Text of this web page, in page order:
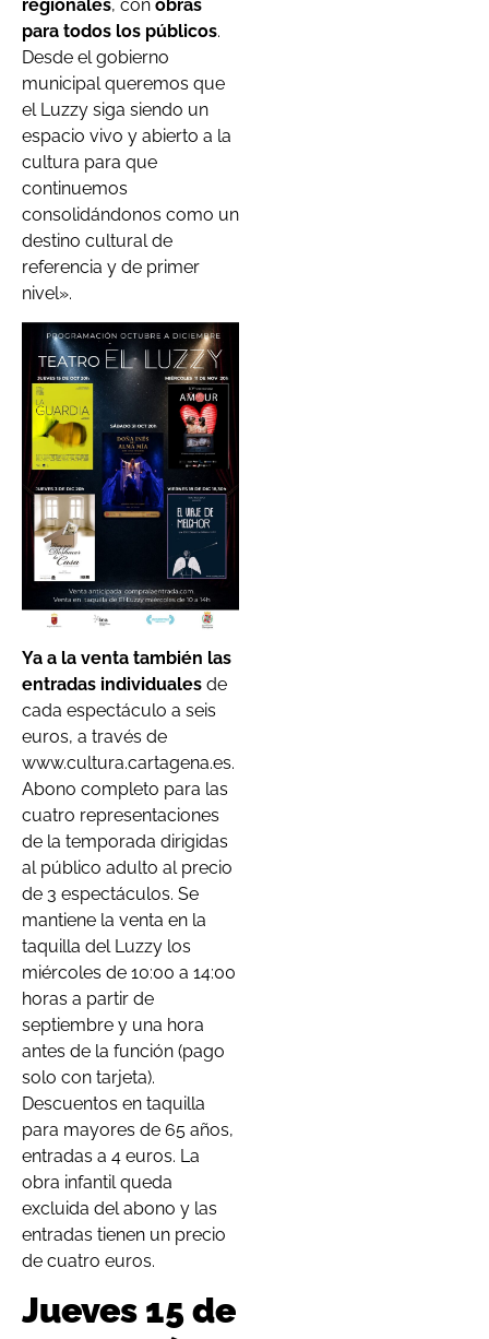
regionales, con obras
para todos los públicos.
Desde el gobierno
municipal queremos que
el Luzzy siga siendo un
espacio vivo y abierto a la
cultura para que
continuemos
consolidándonos como un
destino cultural de
referencia y de primer
nivel».
Ya a la venta también las
entradas individuales de
cada espectáculo a seis
euros, a través de
www.cultura.cartagena.es.
Abono completo para las
cuatro representaciones
de la temporada dirigidas
al público adulto al precio
de 3 espectáculos. Se
mantiene la venta en la
taquilla del Luzzy los
miércoles de 10:00 a 14:00
horas a partir de
septiembre y una hora
antes de la función (pago
solo con tarjeta).
Descuentos en taquilla
para mayores de 65 años,
entradas a 4 euros. La
obra infantil queda
excluida del abono y las
entradas tienen un precio
de cuatro euros.
Jueves 15 de